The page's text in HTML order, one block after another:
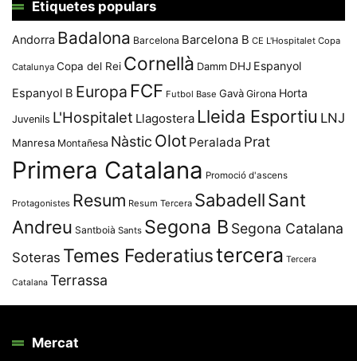
Etiquetes populars
Andorra Badalona Barcelona Barcelona B CE L'Hospitalet Copa
Catalunya Copa del Rei Cornellà Damm DHJ Espanyol
Espanyol B Europa FCF Futbol Base Gavà Girona Horta
Juvenils L'Hospitalet Llagostera Lleida Esportiu LNJ
Manresa Montañesa Nàstic Olot Peralada Prat
Primera Catalana Promoció d'ascens
Protagonistes Resum Resum Tercera SabadellSant
Andreu Santboià Sants Segona B Segona Catalana
Soteras Temes Federatiustercera Tercera
Catalana Terrassa
Mercat